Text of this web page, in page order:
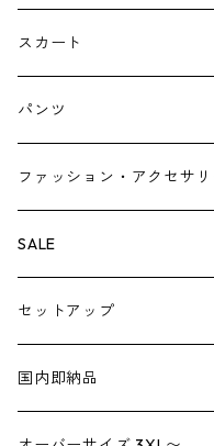
Tシャツ・スウェット・パ
ニット・カーディガン
ベスト・ジレ
キャミソールワンピース
ジャンパースカート
スカート
ペチスカート
パンツ
レギンス
ペチパンツ
サロペット
ジャンプスーツ
ファッション・アクセサ
バック
トートバック
ショルダーバック
シューズ
ブーツ
パンプス
帽子
SALE
セットアップ
国内即納品